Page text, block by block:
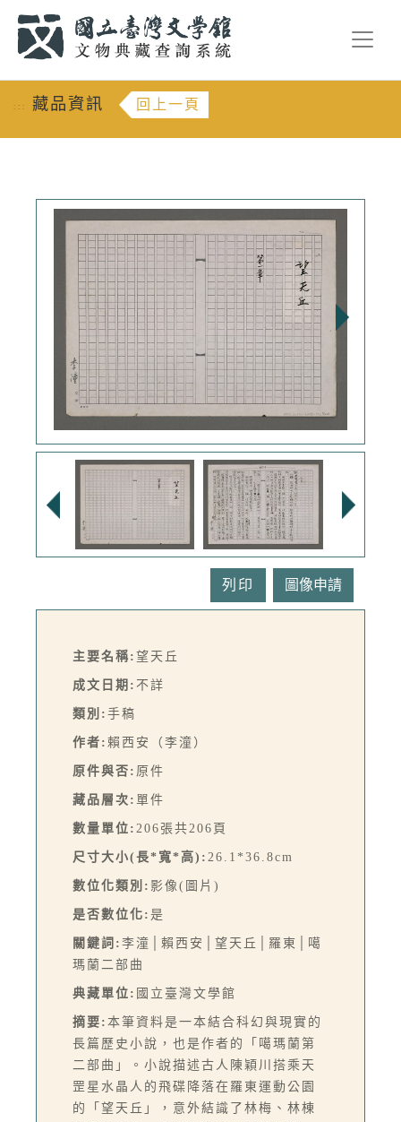
::: 藏品資訊 回上一頁
列印
主要名稱: 望天丘
成文日期: 不詳
類別: 手稿
作者: 賴西安（李潼）
原件與否: 原件
藏品層次: 單件
數量單位: 206張共206頁
尺寸大小(長*寬*高): 26.1*36.8cm
數位化類別: 影像(圖片)
是否數位化: 是
關鍵詞: 李潼│賴西安│望天丘│羅東│噶
瑪蘭二部曲
典藏單位: 國立臺灣文學館
摘要: 本筆資料是一本結合科幻與現實的
長篇歷史小說，也是作者的「噶瑪蘭第
二部曲」。小說描述古人陳穎川搭乘天
罡星水晶人的飛碟降落在羅東運動公園
的「望天丘」，意外結識了林梅、林棟